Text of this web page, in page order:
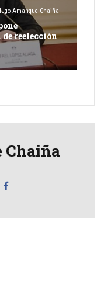
Amanque Chaiña
reelección
Chaiña